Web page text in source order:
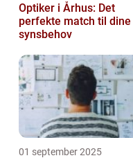
Optiker i Århus: Det
perfekte match til dine
synsbehov
01 september 2025